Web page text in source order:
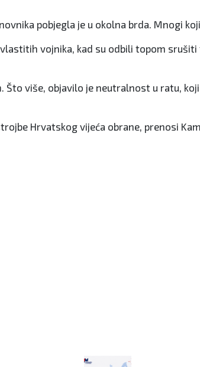
pobjegla je u okolna brda. Mnogi
vojnika, kad su odbili topom srušiti
više, objavilo je neutralnost u ratu,
Hrvatskog vijeća obrane, prenosi